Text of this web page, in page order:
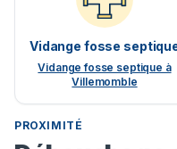
Vidange fosse
Vidange fosse septique à
Villemomble
PROXIMITÉ